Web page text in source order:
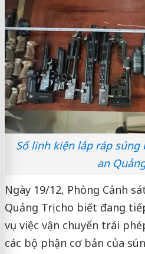
Số linh kiện lắp ráp súng
an
Ngày 19/12, Phòng Cảnh
Quảng Trị cho biết đang
vụ việc vận chuyển trái
các bộ phận cơ bản của